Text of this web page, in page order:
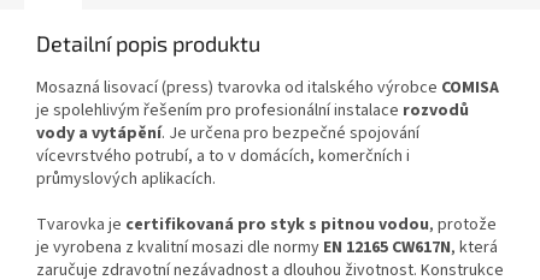
Detailní popis produktu
Mosazná lisovací (press) tvarovka od italského výrobce COMISA
je spolehlivým řešením pro profesionální instalace rozvodů
vody a vytápění. Je určena pro bezpečné spojování
vícevrstvého potrubí, a to v domácích, komerčních i
průmyslových aplikacích.
Tvarovka je certifikovaná pro styk s pitnou vodou, protože
je vyrobena z kvalitní mosazi dle normy EN 12165 CW617N, která
zaručuje zdravotní nezávadnost a dlouhou životnost. Konstrukce